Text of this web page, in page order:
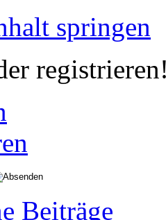
springen
Beiträge